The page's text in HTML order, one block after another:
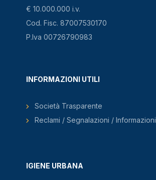
€ 10.000.000 i.v.
Cod. Fisc. 87007530170
P.Iva 00726790983
IGIENE URBANA
INFORMAZIONI UTILI
Società Trasparente
Reclami / Segnalazioni / Informazioni